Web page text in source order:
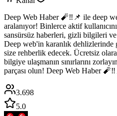
Deep Web Haber 🧨‼️📌 ile deep
aralanıyor! Binlerce aktif
sansürsüz haberleri, gizli bilgileri ve
Deep web'in karanlık
size rehberlik edecek. Ücretsiz
bilgiye ulaşmanın sınırlarını
parçası olun! Deep Web Haber
3.698
5.0